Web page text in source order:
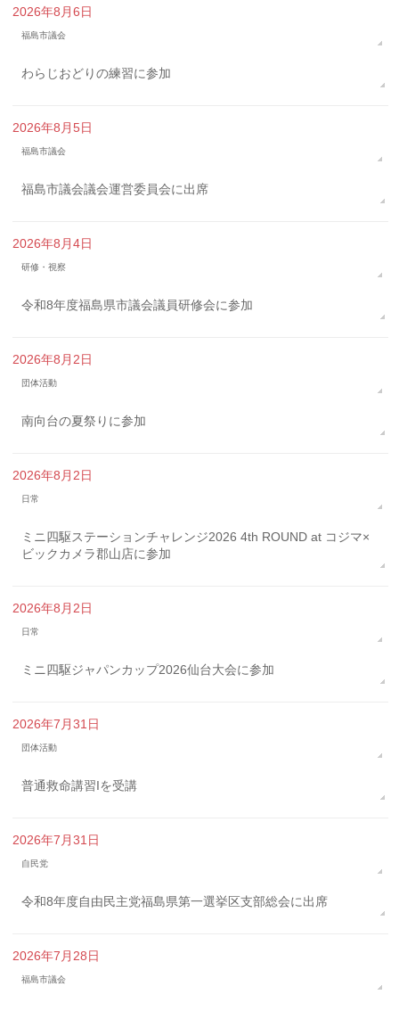
2026年8月6日
福島市議会
わらじおどりの練習に参加
2026年8月5日
福島市議会
福島市議会議会運営委員会に出席
2026年8月4日
研修・視察
令和8年度福島県市議会議員研修会に参加
2026年8月2日
団体活動
南向台の夏祭りに参加
2026年8月2日
日常
ミニ四駆ステーションチャレンジ2026 4th ROUND at コジマ×
ビックカメラ郡山店に参加
2026年8月2日
日常
ミニ四駆ジャパンカップ2026仙台大会に参加
2026年7月31日
団体活動
普通救命講習Iを受講
2026年7月31日
自民党
令和8年度自由民主党福島県第一選挙区支部総会に出席
2026年7月28日
福島市議会